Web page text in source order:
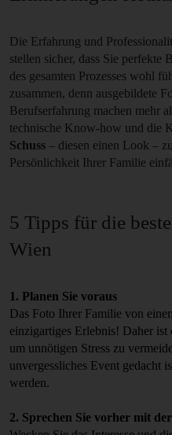
Die Erfahrung und
stellen sicher, dass Sie perfekte
des gesamten Prozesses wohl
zusammen, denn ausgebildete
Berufserfahrung machen mehr
technische Know-how und die
Schuss – diesen einen Look –
Persönlichkeit Ihrer Familie
5 Tipps für die
Wien
1. Planen Sie voraus
Das Foto Ihrer Familie von
einzigartiges Erlebnis! Daher
um unnötigen Stress zu
unvergessliches Event gedacht
werden.
2. Sprechen Sie vorher mit